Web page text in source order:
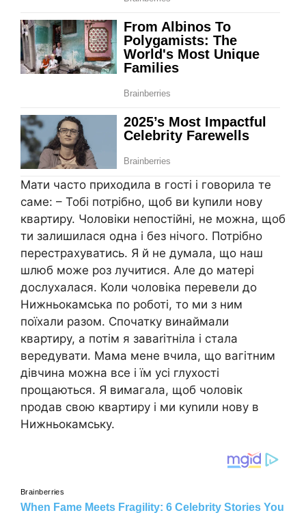
Мати часто приходила в гості і говорила те
саме: – Тобі потрібно, щоб ви kупили нову
квартиру. Чоловіки непостійні, не можна, щоб
ти залишилася одна і без нічого. Потрібно
перестрахуватись. Я й не думала, що наш
шлюб може роз лучитися. Але до матері
дослухалася. Коли чоловіка перевели до
Нижньокамська по роботі, то ми з ним
поїхали разом. Спочатку винаймали
квартиру, а потім я заваrітніла і стала
вередувати. Мама мене вчила, що вагітним
дівчина можна все і їм усі глухості
прощаються. Я вимагала, щоб чоловік
nродав свою квартиру і ми куnили нову в
Нижньокамську.